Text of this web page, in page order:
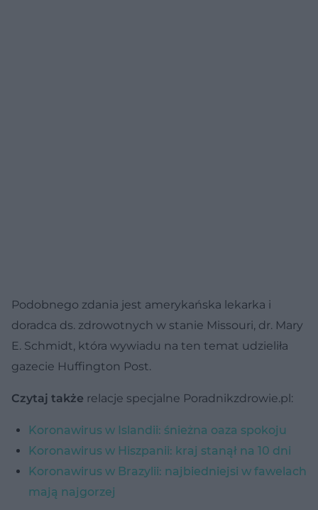
Podobnego zdania jest amerykańska lekarka i
doradca ds. zdrowotnych w stanie Missouri, dr. Mary
E. Schmidt, która wywiadu na ten temat udzieliła
gazecie Huffington Post.
Czytaj także relacje specjalne Poradnikzdrowie.pl:
Koronawirus w Islandii: śnieżna oaza spokoju
Koronawirus w Hiszpanii: kraj stanął na 10 dni
Koronawirus w Brazylii: najbiedniejsi w fawelach
mają najgorzej